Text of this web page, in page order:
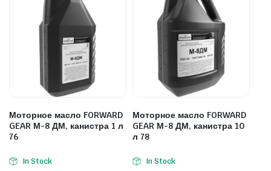
Моторное масло FORWARD
GEAR М-8 ДМ, канистра 1 л
76
In Stock
Моторное масло FORWARD
GEAR М-8 ДМ, канистра 10
л 78
In Stock